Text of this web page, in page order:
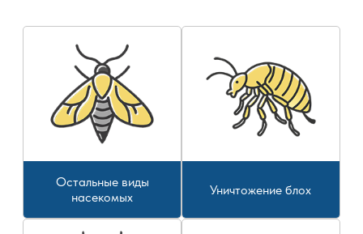
Остальные виды
насекомых
Уничтожение блох